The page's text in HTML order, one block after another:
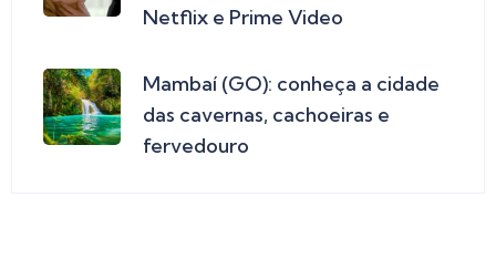
Netflix e Prime Video
Mambaí (GO): conheça a cidade
das cavernas, cachoeiras e
fervedouro